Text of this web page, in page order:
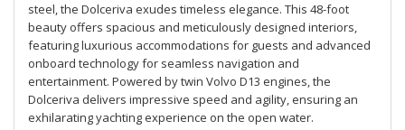
steel, the Dolceriva exudes timeless elegance. This 48-foot
beauty offers spacious and meticulously designed interiors,
featuring luxurious accommodations for guests and advanced
onboard technology for seamless navigation and
entertainment. Powered by twin Volvo D13 engines, the
Dolceriva delivers impressive speed and agility, ensuring an
exhilarating yachting experience on the open water.